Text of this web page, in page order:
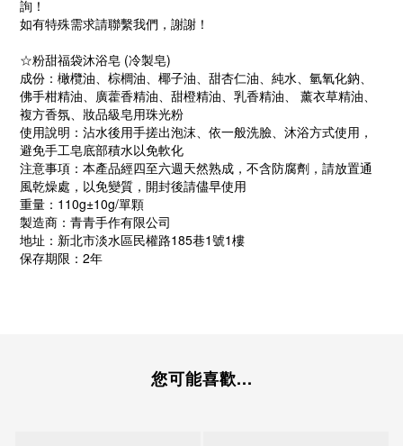
詢！
如有特殊需求請聯繫我們，謝謝！
☆粉甜福袋沐浴皂 (冷製皂)
成份：橄欖油、棕櫚油、椰子油、甜杏仁油、純水、氫氧化鈉、
佛手柑精油、廣藿香精油、甜橙精油、乳香精油、 薰衣草精油、
複方香氛、妝品級皂用珠光粉
使用說明：沾水後用手搓出泡沫、依一般洗臉、沐浴方式使用，
避免手工皂底部積水以免軟化
注意事項：本產品經四至六週天然熟成，不含防腐劑，請放置通
風乾燥處，以免變質，開封後請儘早使用
重量：110g±10g/單顆
製造商：青青手作有限公司
地址：新北市淡水區民權路185巷1號1樓
保存期限：2年
您可能喜歡...